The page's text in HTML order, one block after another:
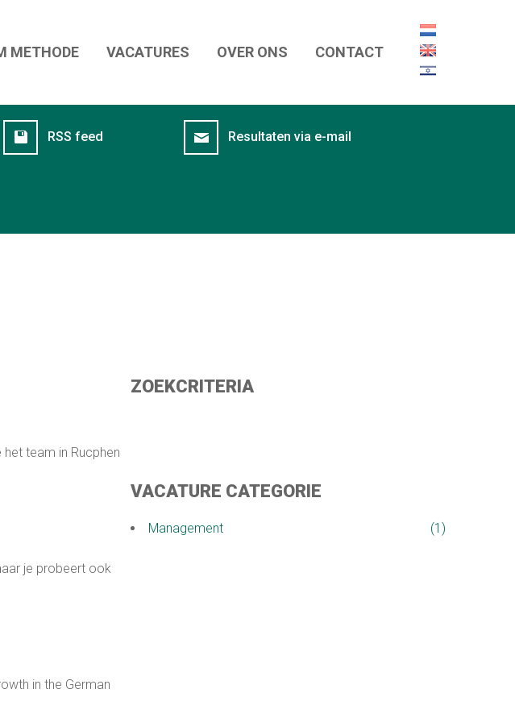
METHODE VACATURES
VACATURES ZOEKEN
JOB AGENTS
OVER ONS
REFERENTIES
OVER ONS
CONTACT
RSS feed Resultaten via e-mail
team in Rucphen
je probeert ook
in the German
ZOEKCRITERIA
VACATURE CATEGORIE
Management 1